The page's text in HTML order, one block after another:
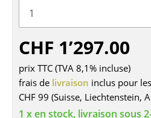
Tables
Tables de repas
Tables d’appoint
Tables basses
Bureaux & Secrétaires
CHF 1’297.00
prix TTC (TVA 8,1% incluse)
frais de livraison inclus pour
CHF 99 (Suisse, Liechtenstein,
1 x en stock, livraison sous